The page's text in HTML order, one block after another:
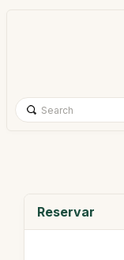
Reservar